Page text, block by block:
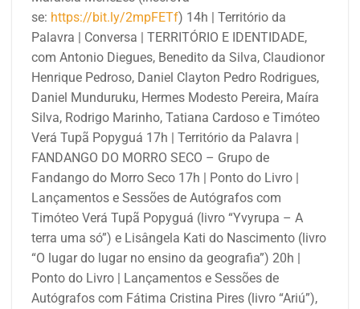
se: https://bit.ly/2mpFETf) 14h | Território da
Palavra | Conversa | TERRITÓRIO E IDENTIDADE,
com Antonio Diegues, Benedito da Silva, Claudionor
Henrique Pedroso, Daniel Clayton Pedro Rodrigues,
Daniel Munduruku, Hermes Modesto Pereira, Maíra
Silva, Rodrigo Marinho, Tatiana Cardoso e Timóteo
Verá Tupã Popyguá 17h | Território da Palavra |
FANDANGO DO MORRO SECO – Grupo de
Fandango do Morro Seco 17h | Ponto do Livro |
Lançamentos e Sessões de Autógrafos com
Timóteo Verá Tupã Popyguá (livro “Yvyrupa – A
terra uma só”) e Lisângela Kati do Nascimento (livro
“O lugar do lugar no ensino da geografia”) 20h |
Ponto do Livro | Lançamentos e Sessões de
Autógrafos com Fátima Cristina Pires (livro “Ariú”),